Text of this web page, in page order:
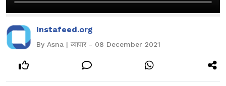
Instafeed.org
By Asna | व्यापार - 08 December 2021